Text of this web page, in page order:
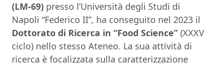
(LM-69) presso l’Università degli Studi di
Napoli “Federico II”, ha conseguito nel 2023 il
Dottorato di Ricerca in “Food Science” (XXXV
ciclo) nello stesso Ateneo. La sua attività di
ricerca è focalizzata sulla caratterizzazione